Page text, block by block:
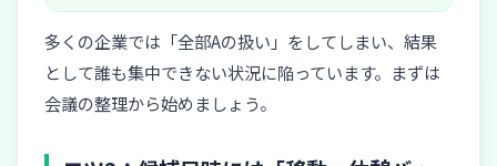
多くの企業では「全部Aの扱い」をしてしまい、結果
として誰も集中できない状況に陥っています。まずは
会議の整理から始めましょう。